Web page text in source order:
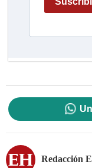
Redacción